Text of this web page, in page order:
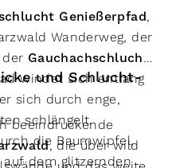
Genießerpfad,
Wanderweg, der
Gauchachschlucht
windet sich entlang
sich durch enge,
schlängelt.
die Baumwipfel,
dem glitzernden
und Schlucht-
beeindruckende
, die über wild